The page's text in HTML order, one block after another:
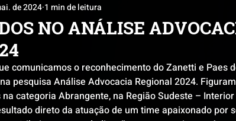
evento TRANSPORTE
NO ANÁLISE
de 2024 1 min de leitura
comunicamos o reconhecimento do Zanetti e Paes
pesquisa Análise Advocacia Regional 2024.
categoria Abrangente, na Região Sudeste – Interior
direto da atuação de um time apaixonado por